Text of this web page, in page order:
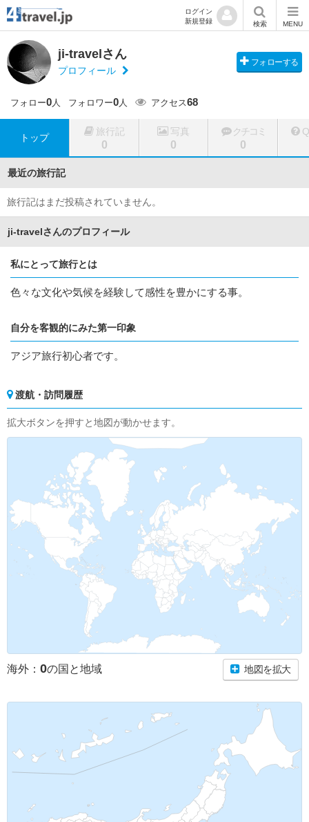
ログイン
新規登録
検索 MENU
ji-travelさん
プロフィール
フォローする
フォロー0人 フォロワー0人 アクセス68
トップ
旅行記
0
写真
0
クチコミ
0
最近の旅行記
旅行記はまだ投稿されていません。
ji-travelさんのプロフィール
私にとって旅行とは
色々な文化や気候を経験して感性を豊かにする事。
自分を客観的にみた第一印象
アジア旅行初心者です。
渡航・訪問履歴
拡大ボタンを押すと地図が動かせます。
海外： 0の国と地域 地図を拡大